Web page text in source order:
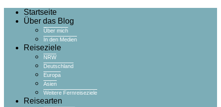
Startseite
Über das Blog
Über mich
In den Medien
Reiseziele
NRW
Deutschland
Europa
Asien
Weitere Fernreiseziele
Reisearten